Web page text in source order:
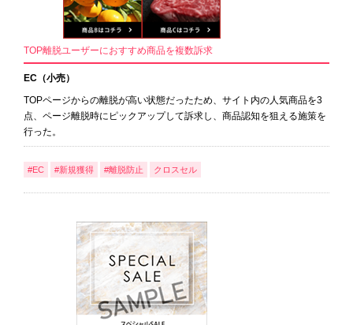
TOP離脱ユーザーにおすすめ商品を複数訴求
EC（小売）
TOPページからの離脱が高い状態だったため、サイト内の人気商品を3
点、ページ離脱時にピックアップして訴求し、商品認知を狙える施策を
行った。
#EC #新規獲得 #離脱防止 クロスセル